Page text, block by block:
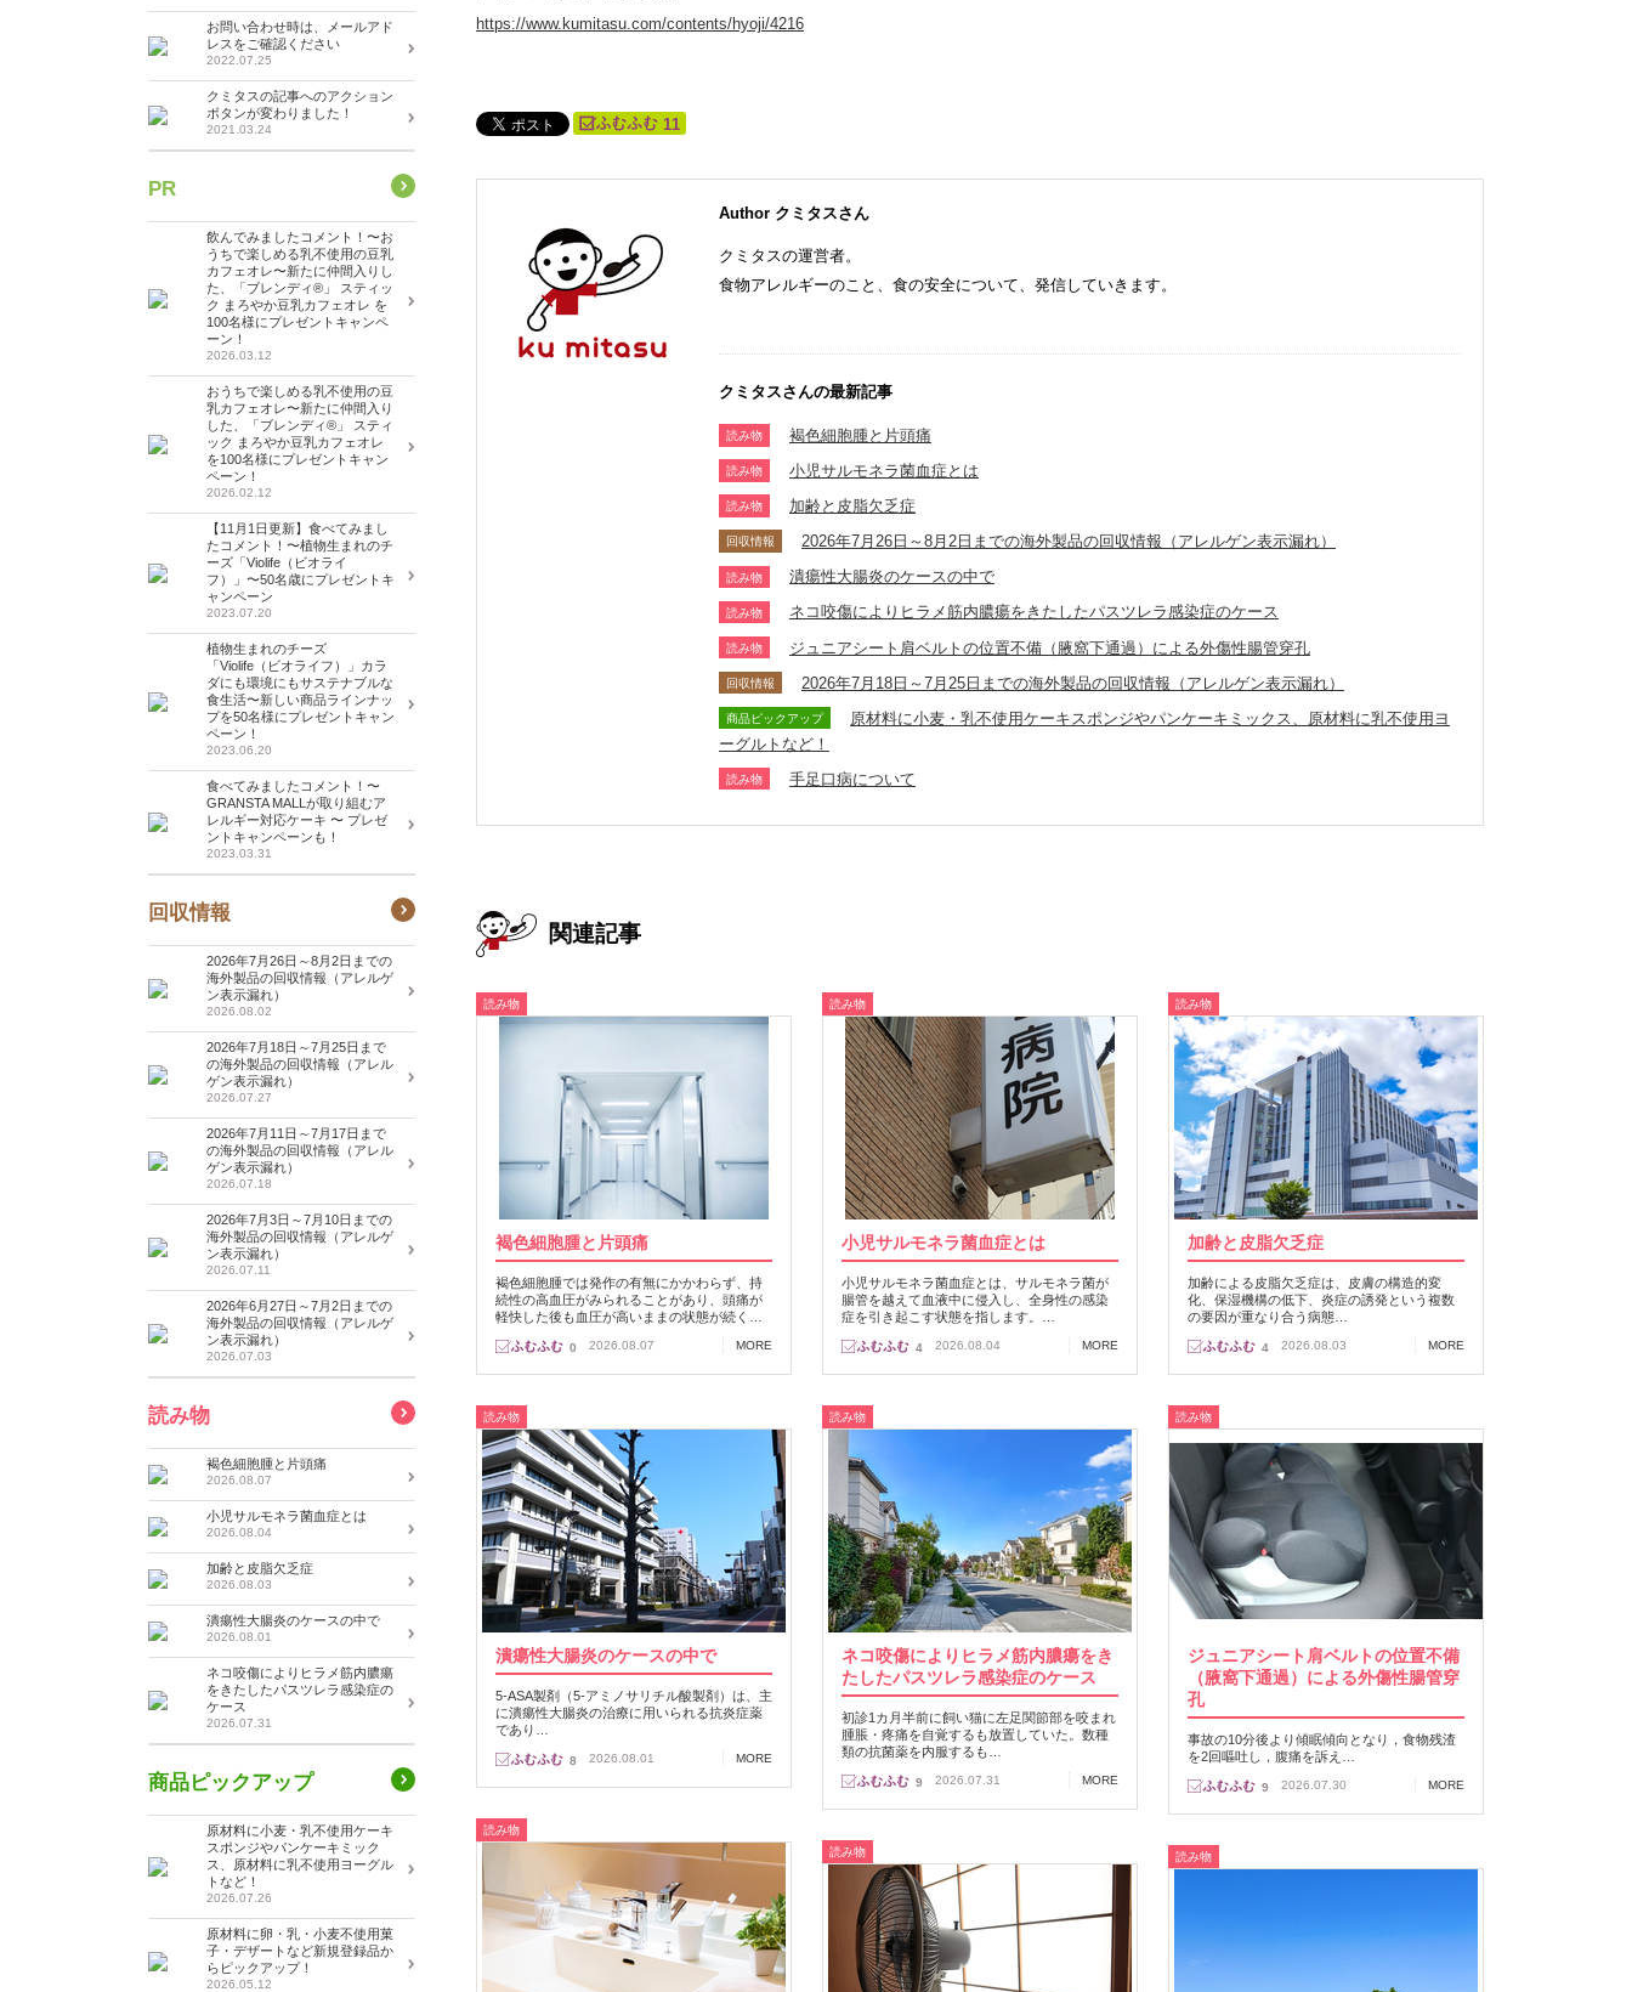
https://www.kumitasu.com/contents/hyoji/4216
11
Author クミタスさん
クミタスの運営者。
食物アレルギーのこと、食の安全について、発信していきます。
クミタスさんの最新記事
読み物 褐色細胞腫と片頭痛
読み物 小児サルモネラ菌血症とは
読み物 加齢と皮脂欠乏症
回収情報 2026年7月26日～8月2日までの海外製品の回収情報（アレルゲン表示漏れ）
読み物 潰瘍性大腸炎のケースの中で
読み物 ネコ咬傷によりヒラメ筋内膿瘍をきたしたパスツレラ感染症のケース
読み物 ジュニアシート肩ベルトの位置不備（腋窩下通過）による外傷性腸管穿孔
回収情報 2026年7月18日～7月25日までの海外製品の回収情報（アレルゲン表示漏れ）
商品ピックアップ
原材料に小麦・乳不使用ケーキスポンジやパンケーキミックス、原材料に乳不使用ヨ
ーグルトなど！
読み物 手足口病について
関連記事
読み物
褐色細胞腫と片頭痛
褐色細胞腫では発作の有無にかかわらず、持
続性の高血圧がみられることがあり、頭痛が
軽快した後も血圧が高いままの状態が続く…
0 2026.08.07 MORE
読み物
小児サルモネラ菌血症とは
小児サルモネラ菌血症とは、サルモネラ菌が
腸管を越えて血液中に侵入し、全身性の感染
症を引き起こす状態を指します。…
4 2026.08.04 MORE
読み物
加齢と皮脂欠乏症
加齢による皮脂欠乏症は、皮膚の構造的変
化、保湿機構の低下、炎症の誘発という複数
の要因が重なり合う病態…
4 2026.08.03 MORE
読み物
潰瘍性大腸炎のケースの中で
5-ASA製剤（5-アミノサリチル酸製剤）は、主
に潰瘍性大腸炎の治療に用いられる抗炎症薬
であり…
8 2026.08.01 MORE
読み物
ネコ咬傷によりヒラメ筋内膿瘍をき
たしたパスツレラ感染症のケース
初診1カ月半前に飼い猫に左足関節部を咬まれ
腫脹・疼痛を自覚するも放置していた。数種
類の抗菌薬を内服するも…
9 2026.07.31 MORE
読み物
ジュニアシート肩ベルトの位置不備
（腋窩下通過）による外傷性腸管穿
孔
事故の10分後より傾眠傾向となり，食物残渣
を2回嘔吐し，腹痛を訴え…
9 2026.07.30 MORE
読み物
読み物 読み物
お問い合わせ時は、メールアド
レスをご確認ください
2022.07.25
クミタスの記事へのアクション
ボタンが変わりました！
2021.03.24
PR
飲んでみましたコメント！〜お
うちで楽しめる乳不使用の豆乳
カフェオレ〜新たに仲間入りし
た、「ブレンディ®」 スティッ
ク まろやか豆乳カフェオレ を
100名様にプレゼントキャンペ
ーン！
2026.03.12
おうちで楽しめる乳不使用の豆
乳カフェオレ〜新たに仲間入り
した、「ブレンディ®」 スティ
ック まろやか豆乳カフェオレ
を100名様にプレゼントキャン
ペーン！
2026.02.12
【11月1日更新】食べてみまし
たコメント！〜植物生まれのチ
ーズ「Violife（ビオライ
フ）」〜50名歳にプレゼントキ
ャンペーン
2023.07.20
植物生まれのチーズ
「Violife（ビオライフ）」カラ
ダにも環境にもサステナブルな
食生活〜新しい商品ラインナッ
プを50名様にプレゼントキャン
ペーン！
2023.06.20
食べてみましたコメント！〜
GRANSTA MALLが取り組むア
レルギー対応ケーキ 〜 プレゼ
ントキャンペーンも！
2023.03.31
回収情報
2026年7月26日～8月2日までの
海外製品の回収情報（アレルゲ
ン表示漏れ）
2026.08.02
2026年7月18日～7月25日まで
の海外製品の回収情報（アレル
ゲン表示漏れ）
2026.07.27
2026年7月11日～7月17日まで
の海外製品の回収情報（アレル
ゲン表示漏れ）
2026.07.18
2026年7月3日～7月10日までの
海外製品の回収情報（アレルゲ
ン表示漏れ）
2026.07.11
2026年6月27日～7月2日までの
海外製品の回収情報（アレルゲ
ン表示漏れ）
2026.07.03
読み物
褐色細胞腫と片頭痛
2026.08.07
小児サルモネラ菌血症とは
2026.08.04
加齢と皮脂欠乏症
2026.08.03
潰瘍性大腸炎のケースの中で
2026.08.01
ネコ咬傷によりヒラメ筋内膿瘍
をきたしたパスツレラ感染症の
ケース
2026.07.31
商品ピックアップ
原材料に小麦・乳不使用ケーキ
スポンジやパンケーキミック
ス、原材料に乳不使用ヨーグル
トなど！
2026.07.26
原材料に卵・乳・小麦不使用菓
子・デザートなど新規登録品か
らピックアップ！
2026.05.12